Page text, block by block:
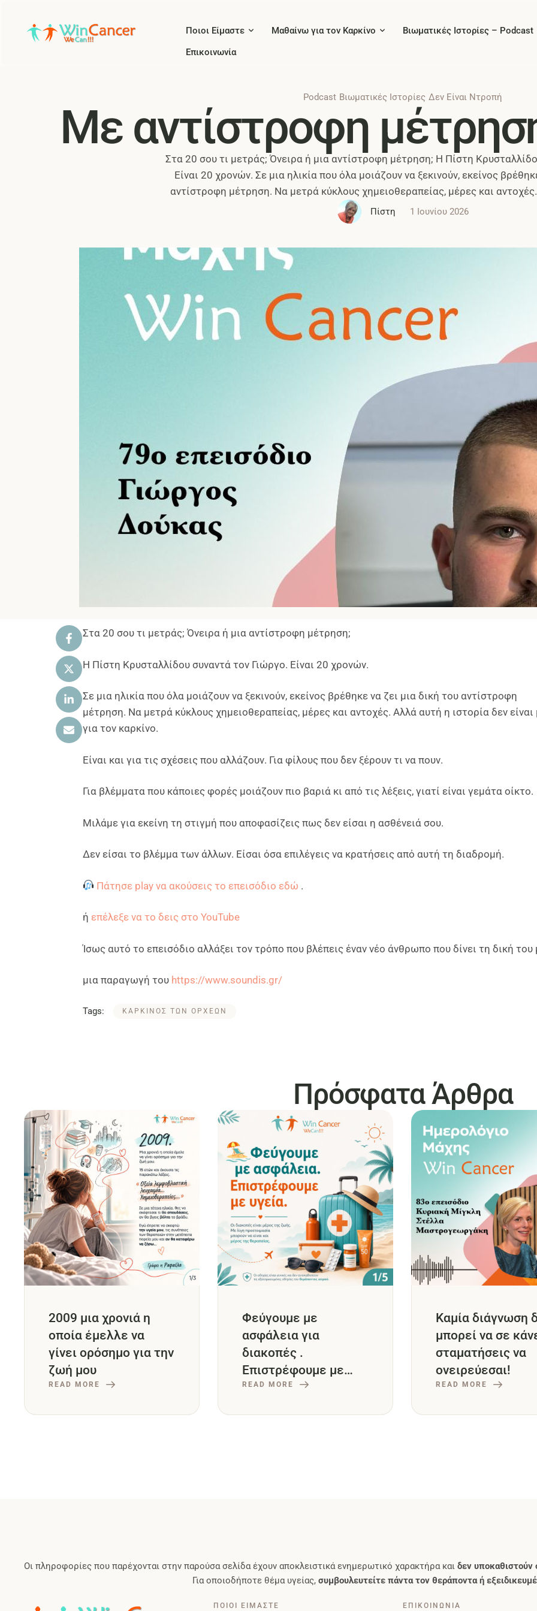
Ποιοι Είμαστε Μαθαίνω για τον Καρκίνο
Βιωματικές Ιστορίες – Podcast
Επικοινωνία
Podcast Βιωματικές Ιστορίες Δεν Είναι Ντροπή
Με αντίστροφη
Στα 20 σου τι μετράς; Όνειρα ή μια αντίστροφη μέτρηση; Η Πίστη
Είναι 20 χρονών. Σε μια ηλικία που όλα μοιάζουν να ξεκινούν, εκείνος
αντίστροφη μέτρηση. Να μετρά κύκλους χημειοθεραπείας, μέρες και
δεν είναι μόνο για τον καρκίνο. Είναι και …
Πίστη 1 Ιουνίου 2026
Στα 20 σου τι μετράς; Όνειρα ή μια αντίστροφη μέτρηση;
Η Πίστη Κρυσταλλίδου συναντά τον Γιώργο. Είναι 20 χρονών.
Σε μια ηλικία που όλα μοιάζουν να ξεκινούν, εκείνος βρέθηκε να ζει μια δική του αντίστροφη
μέτρηση. Να μετρά κύκλους χημειοθεραπείας, μέρες και αντοχές. Αλλά αυτή η ιστορία δεν είναι
για τον καρκίνο.
Είναι και για τις σχέσεις που αλλάζουν. Για φίλους που δεν ξέρουν τι να πουν.
Για βλέμματα που κάποιες φορές μοιάζουν πιο βαριά κι από τις λέξεις, γιατί είναι γεμάτα οίκτο.
Μιλάμε για εκείνη τη στιγμή που αποφασίζεις πως δεν είσαι η ασθένειά σου.
Δεν είσαι το βλέμμα των άλλων. Είσαι όσα επιλέγεις να κρατήσεις από αυτή τη διαδρομή.
Πάτησε play να ακούσεις το επεισόδιο εδώ .
ή επέλεξε να το δεις στο YouTube
Ίσως αυτό το επεισόδιο αλλάξει τον τρόπο που βλέπεις έναν νέο άνθρωπο που δίνει τη δική του
μια παραγωγή του https://www.soundis.gr/
Tags: ΚΑΡΚΙΝΟΣ ΤΩΝ ΟΡΧΕΩΝ
Πρόσφατα Άρθρα
2009 μια χρονιά η
οποία έμελλε να
γίνει ορόσημο για την
ζωή μου
READ MORE
Φεύγουμε με
ασφάλεια για
διακοπές .
Επιστρέφουμε με
υγεία.
READ MORE
Καμία διάγνωση
μπορεί να σε
σταματήσεις να
ονειρεύεσαι!
READ MORE
Οι πληροφορίες που παρέχονται στην παρούσα σελίδα έχουν αποκλειστικά ενημερωτικό χαρακτήρα και δεν υποκαθιστούν
Για οποιοδήποτε θέμα υγείας, συμβουλευτείτε πάντα τον θεράποντα ή
ΠΟΙΟΙ ΕΙΜΑΣΤΕ ΕΠΙΚΟΙΝΩΝΙΑ